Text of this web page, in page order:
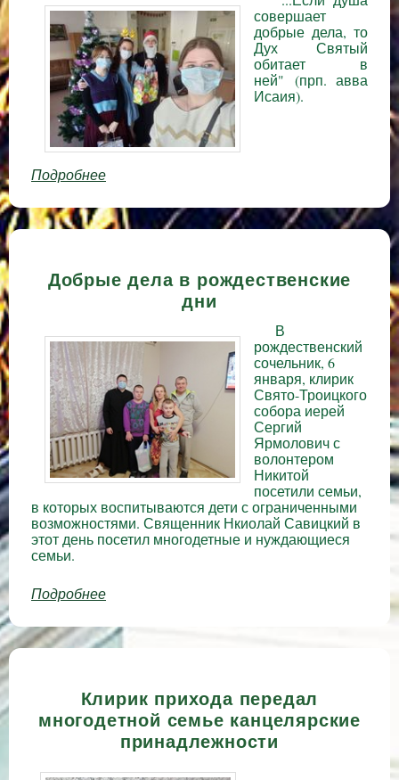
совершает
добрые дела, то
Дух Святый
обитает в
ней" (прп. авва
Исаия).
Подробнее
Слонимской ЦРБ
Добрые дела в рождественские
дни
В
рождественский
сочельник, 6
января, клирик
Свято-Троицкого
собора иерей
Сергий
Ярмолович с
волонтером
Никитой
посетили семьи,
в которых воспитываются дети с ограниченными
возможностями. Священник Нкиолай Савицкий в
этот день посетил многодетные и нуждающиеся
семьи.
Подробнее
Клирик прихода передал
многодетной семье канцелярские
принадлежности